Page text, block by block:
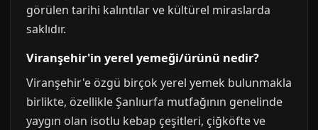
görülen tarihi kalıntılar ve kültürel miraslarda
saklıdır.
Viranşehir'in yerel yemeği/ürünü nedir?
Viranşehir'e özgü birçok yerel yemek bulunmakla
birlikte, özellikle Şanlıurfa mutfağının genelinde
yaygın olan isotlu kebap çeşitleri, çiğköfte ve